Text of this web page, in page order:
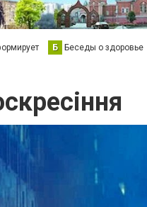
Б Беседы о здоровье